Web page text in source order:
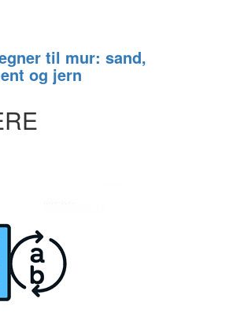
til mur: sand,
og jern